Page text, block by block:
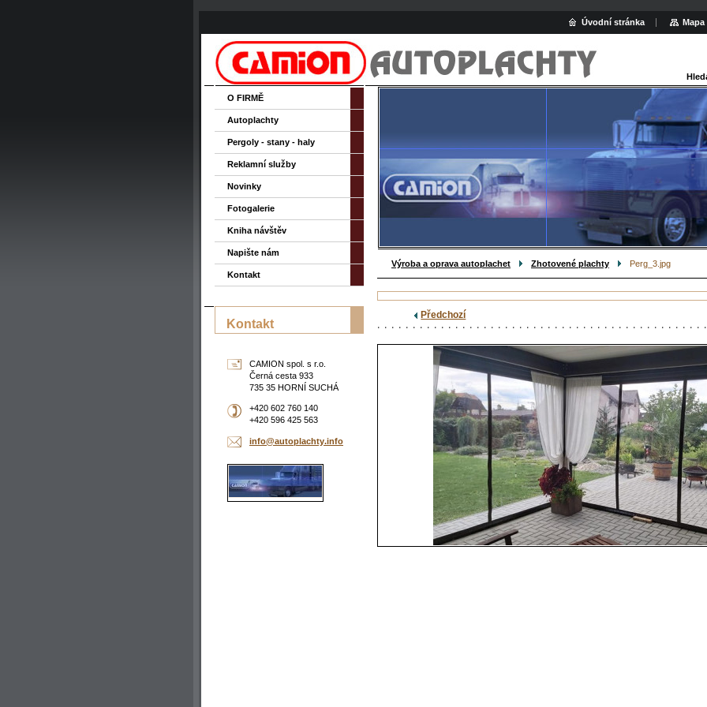
Výroba a oprava autoplachet Zhotovené plachty Perg_3.jpg
Předchozí
O FIRMĚ
Autoplachty
Pergoly - stany - haly
Reklamní služby
Novinky
Fotogalerie
Kniha návštěv
Napište nám
Kontakt
Kontakt
CAMION spol. s r.o.
Černá cesta 933
735 35 HORNÍ SUCHÁ
+420 602 760 140
+420 596 425 563
info@autoplachty.info
Úvodní stránka